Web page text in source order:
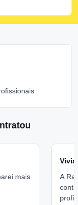
mais
A